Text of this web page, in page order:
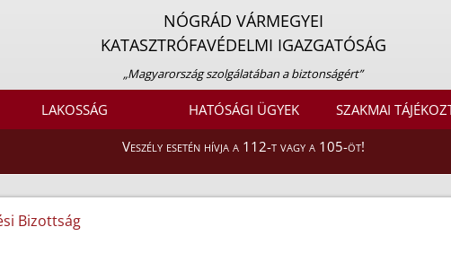
NÓGRÁD VÁRMEGYEI
KATASZTRÓFAVÉDELMI IGAZGATÓSÁG
„Magyarország szolgálatában a biztonságért”
LAKOSSÁG HATÓSÁGI ÜGYEK SZAKMAI
Veszély esetén hívja a 112-t vagy a 105-öt!
Bizottság